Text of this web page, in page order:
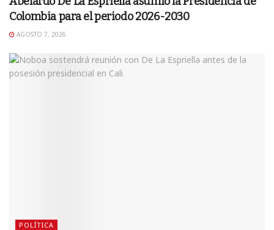
Colombia para el periodo 2026-2030
AGOSTO 7, 2026
POLÍTICA